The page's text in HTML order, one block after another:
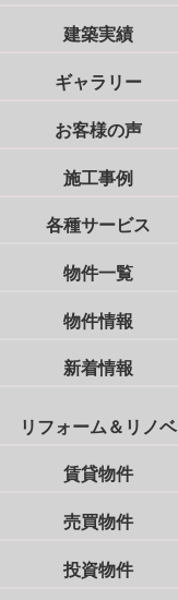
建築実績
ギャラリー
お客様の声
施工事例
各種サービス
物件一覧
物件情報
新着情報
リフォーム＆リノベ
賃貸物件
売買物件
投資物件